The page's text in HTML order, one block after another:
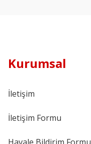
Kurumsal
İletişim
İletişim Formu